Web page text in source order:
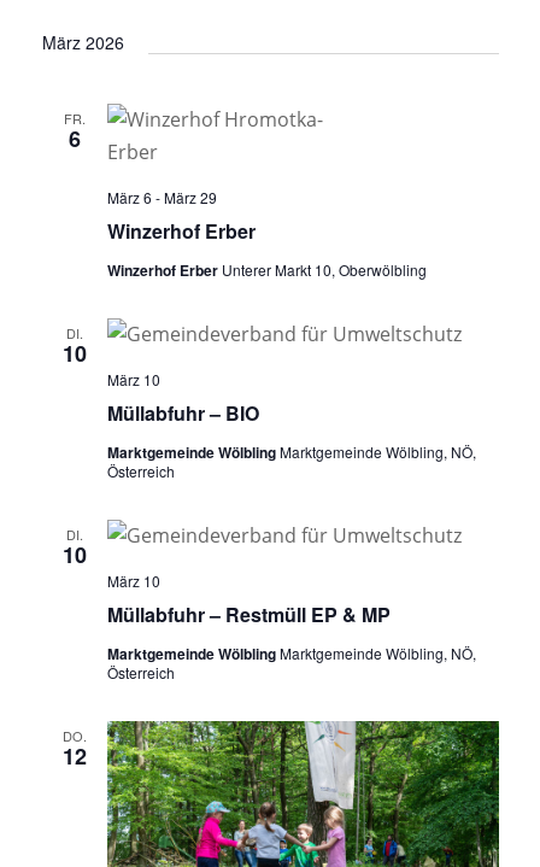
März 2026
FR.
6
Winzerhof Erber
März 6 -März 29
Winzerhof Erber Unterer Markt 10, Oberwölbling
DI.
10
Müllabfuhr – BIO
März 10
Marktgemeinde WölblingMarktgemeinde Wölbling, NÖ,
Österreich
DI.
10
Müllabfuhr – Restmüll EP & MP
März 10
Marktgemeinde WölblingMarktgemeinde Wölbling, NÖ,
Österreich
DO.
12